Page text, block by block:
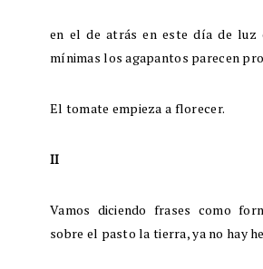
en el de atrás en este día de luz
mínimas los agapantos parecen
El tomate empieza a florecer.
II
Vamos diciendo frases como
sobre el pasto la tierra, ya no hay